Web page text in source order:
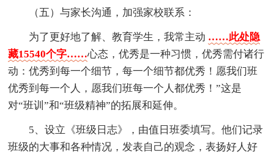
（五）与家长沟通，加强家校联系：
为了更好地了解、教育学生，我常主动 ……此处隐
藏15540个字……心态，优秀是一种习惯，优秀需付诸行
动：优秀到每一个细节，每一个细节都优秀！愿我们班
优秀到每一个人，愿我们班每一个人都优秀！”这是
对“班训”和“班级精神”的拓展和延伸。
5、设立《班级日志》，由值日班委填写。他们记录
班级的大事和各种情况，发表自己的观念，表扬好人好